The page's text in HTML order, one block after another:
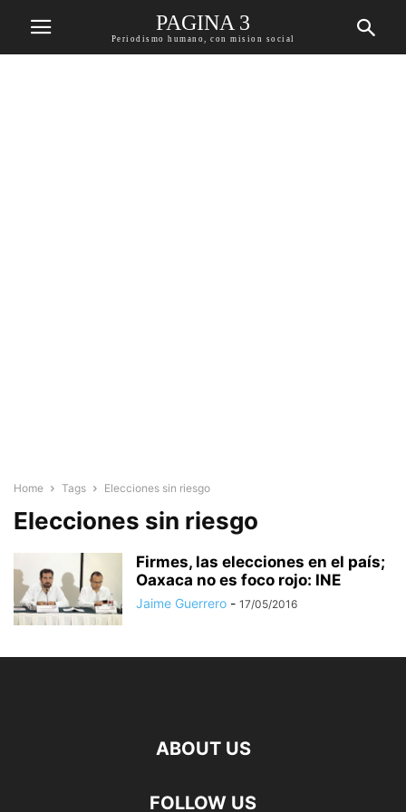
PAGINA 3
Periodismo humano, con mision social
Home Tags Elecciones sin riesgo
Elecciones sin riesgo
Firmes, las elecciones en el país;
Oaxaca no es foco rojo: INE
Jaime Guerrero - 17/05/2016
ABOUT US
FOLLOW US